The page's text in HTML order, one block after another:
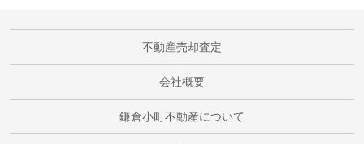
不動産売却査定
会社概要
鎌倉小町不動産について